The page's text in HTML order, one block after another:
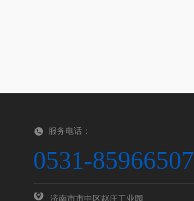
服务电话：
0531-85966507
济南市市中区赵庄工业园